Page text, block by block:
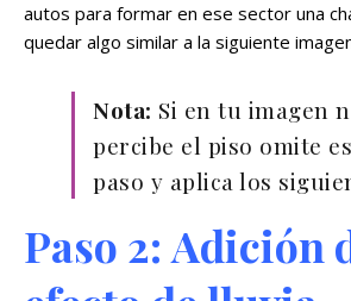
autos para formar en ese sector una
quedar algo similar a la siguiente
Nota: Si en tu imagen
percibe el piso omite
paso y aplica los
Paso 2: Adición